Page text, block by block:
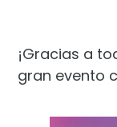
¡Gracias a
gran evento